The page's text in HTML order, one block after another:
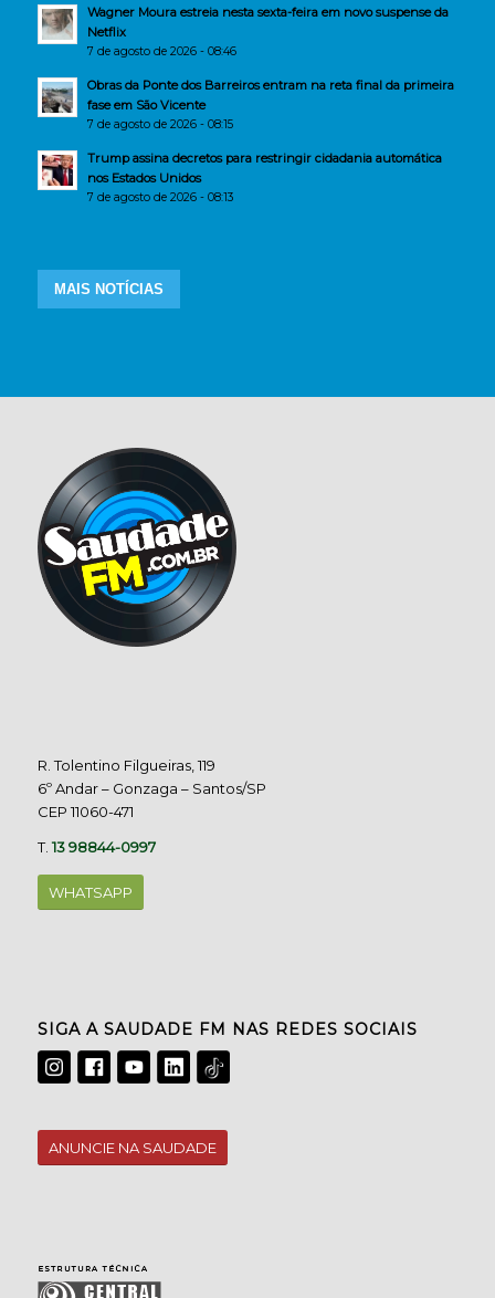
Wagner Moura estreia nesta sexta-feira em novo suspense da
Netflix
7 de agosto de 2026 - 08:46
Obras da Ponte dos Barreiros entram na reta final da primeira
fase em São Vicente
7 de agosto de 2026 - 08:15
Trump assina decretos para restringir cidadania automática
nos Estados Unidos
7 de agosto de 2026 - 08:13
MAIS NOTÍCIAS
R. Tolentino Filgueiras, 119
6º Andar – Gonzaga – Santos/SP
CEP 11060-471
T.13 98844-0997
WHATSAPP
SIGA A SAUDADE FM NAS REDES SOCIAIS
ANUNCIE NA SAUDADE